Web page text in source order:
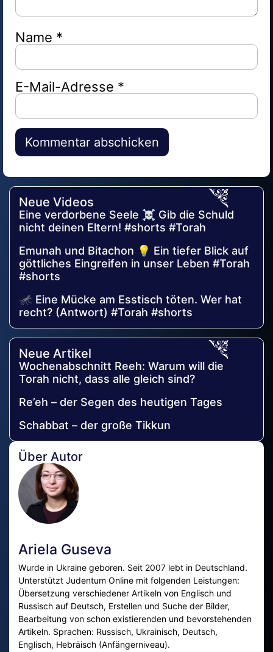
Name *
E-Mail-Adresse *
Alternative:
Neue Videos
Eine verdorbene Seele ☠️ Gib die Schuld
nicht deinen Eltern! #shorts #Torah
Emunah und Bitachon 💡 Ein tiefer Blick auf
göttliches Eingreifen in unser Leben #Torah
#shorts
🦟 Eine Mücke am Esstisch töten. Wer hat
recht? (Antwort) #Torah #shorts
Neue Artikel
Wochenabschnitt Reeh: Warum will die
Torah nicht, dass alle gleich sind?
Re’eh – der Segen des heutigen Tages
Schabbat – der große Tikkun
Über Autor
Ariela Guseva
Wurde in Ukraine geboren. Seit 2007 lebt in Deutschland.
Unterstützt Judentum Online mit folgenden Leistungen:
Übersetzung verschiedener Artikeln von Englisch und
Russisch auf Deutsch, Erstellen und Suche der Bilder,
Bearbeitung von schon existierenden und bevorstehenden
Artikeln. Sprachen: Russisch, Ukrainisch, Deutsch,
Englisch, Hebräisch (Anfängerniveau).